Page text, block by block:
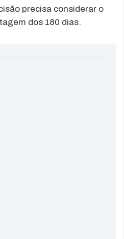
precisa considerar o
dos 180 dias.